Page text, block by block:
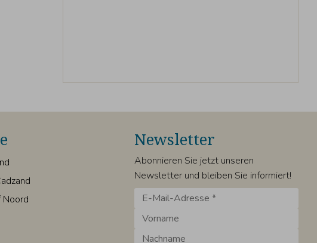
Noord
Newsletter
Abonnieren Sie jetzt unseren
Newsletter und bleiben Sie informiert!